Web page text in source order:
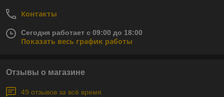
Контакты
Сегодня работает с 09:00 до 18:00
Показать весь график работы
Отзывы о магазине
49 отзывов за всё время